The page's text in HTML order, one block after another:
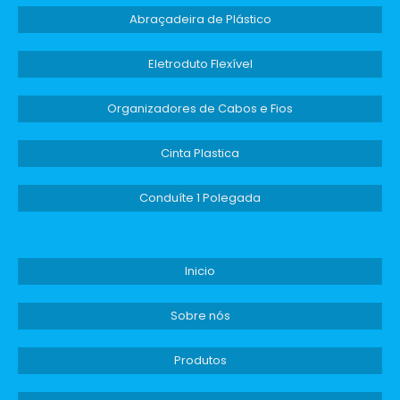
Abraçadeira de Plástico
Eletroduto Flexível
Organizadores de Cabos e Fios
Cinta Plastica
Conduíte 1 Polegada
Inicio
Sobre nós
Produtos